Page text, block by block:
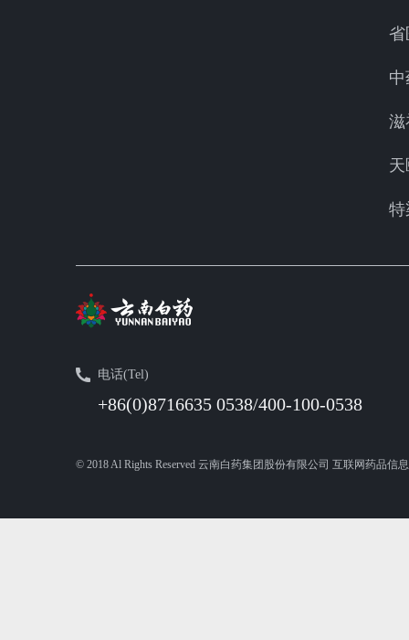
省
滋
特
电话(Tel)
+86(0)8716635 0538/400-100-0538
© 2018 Al Rights Reserved 云南白药集团股份有限公司 互联网药品信